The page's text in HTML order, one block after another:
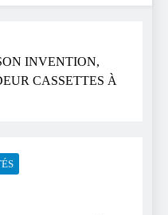
INVENTION,
CASSETTES À